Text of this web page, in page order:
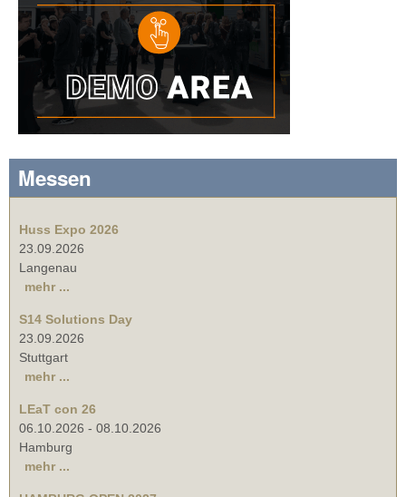
Messen
Huss Expo 2026
23.09.2026
Langenau
mehr ...
S14 Solutions Day
23.09.2026
Stuttgart
mehr ...
LEaT con 26
06.10.2026 - 08.10.2026
Hamburg
mehr ...